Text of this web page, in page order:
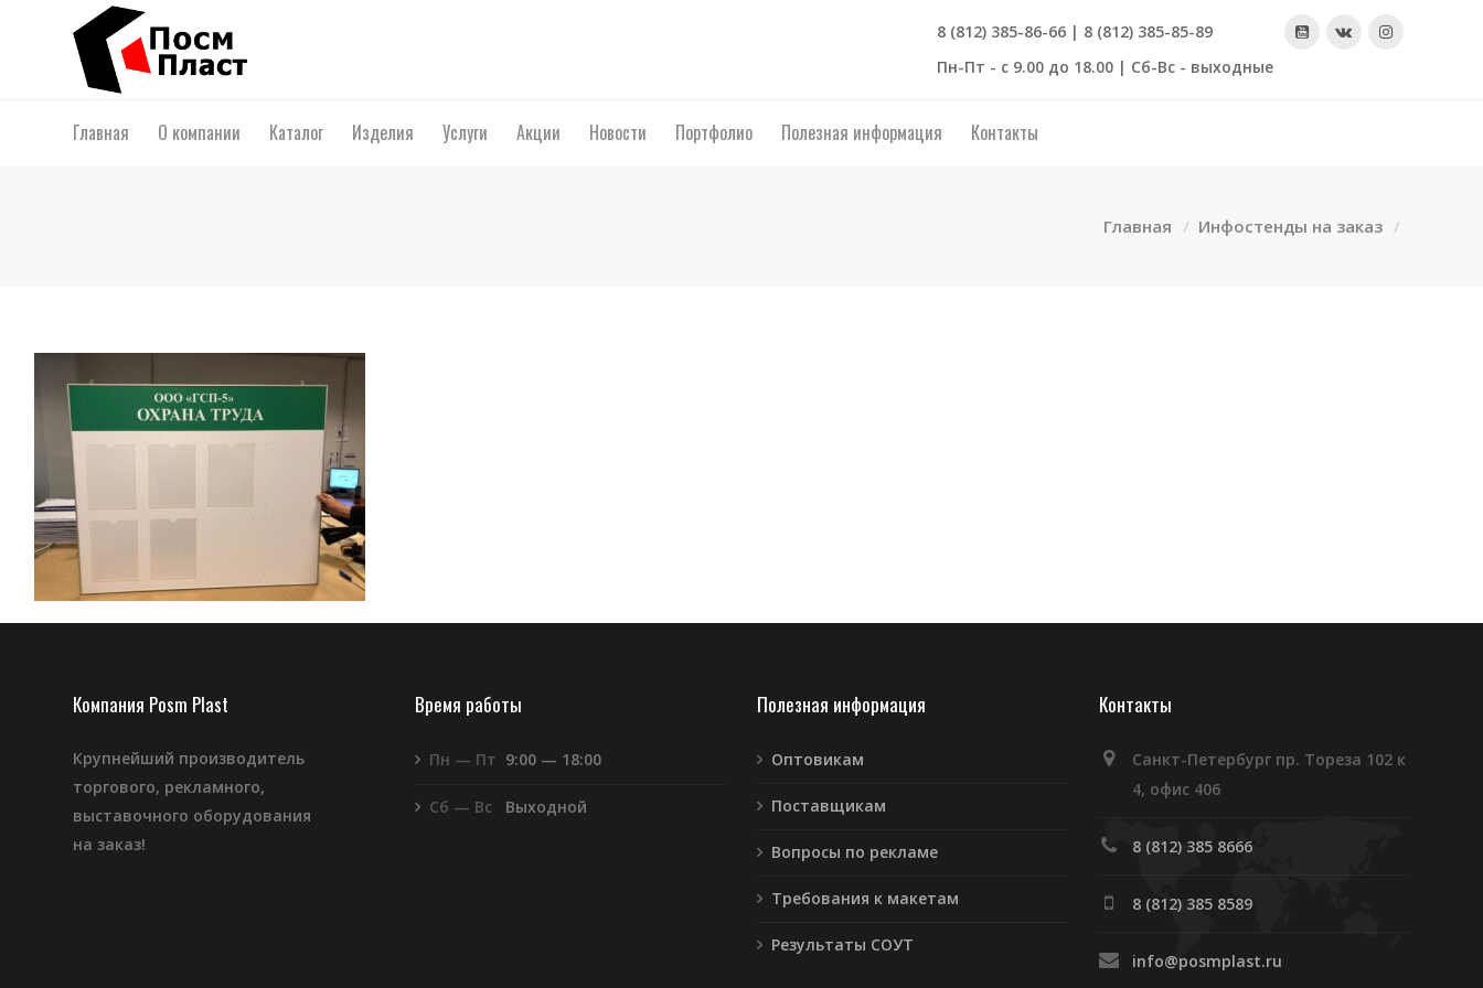
8 (812) 385-86-66 | 8 (812) 385-85-89
Пн-Пт - с 9.00 до 18.00 | Сб-Вс - выходные
Главная О компании Каталог Изделия Услуги Акции Новости Портфолио Полезная информация Контакты
Главная Инфостенды на заказ
Компания Posm Plast
Крупнейший производитель
торгового, рекламного,
выставочного оборудования
на заказ!
Время работы
Пн — Пт 9:00 — 18:00
Сб — Вс Выходной
Полезная информация
Оптовикам
Поставщикам
Вопросы по рекламе
Требования к макетам
Результаты СОУТ
Контакты
Санкт-Петербург пр. Тореза 102 к
4, офис 406
8 (812) 385 8666
8 (812) 385 8589
info@posmplast.ru